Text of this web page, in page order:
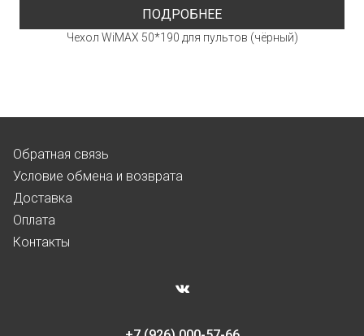
ПОДРОБНЕЕ
Чехол WiMAX 50*190 для пультов (чёрный)
Обратная связь
Условие обмена и возврата
Доставка
Оплата
Контакты